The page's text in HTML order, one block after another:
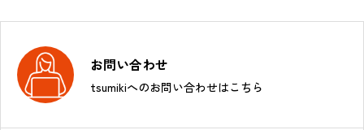
お問い合わせ
tsumikiへのお問い合わせはこちら